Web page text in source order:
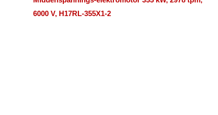
6000 V, H17RL-355X1-2